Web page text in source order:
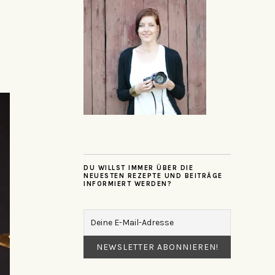
DU WILLST IMMER ÜBER DIE
NEUESTEN REZEPTE UND BEITRÄGE
INFORMIERT WERDEN?